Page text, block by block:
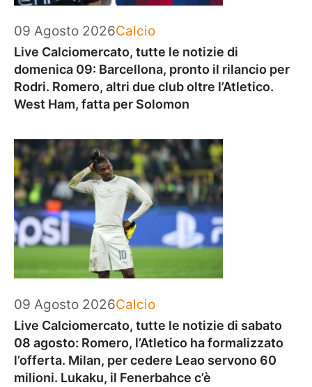
09 Agosto 2026Categorie
Calcio
Live Calciomercato, tutte le notizie di
domenica 09: Barcellona, pronto il rilancio per
Rodri. Romero, altri due club oltre l’Atletico.
West Ham, fatta per Solomon
09 Agosto 2026Categorie
Calcio
Live Calciomercato, tutte le notizie di sabato
08 agosto: Romero, l’Atletico ha formalizzato
l’offerta. Milan, per cedere Leao servono 60
milioni. Lukaku, il Fenerbahce c’è